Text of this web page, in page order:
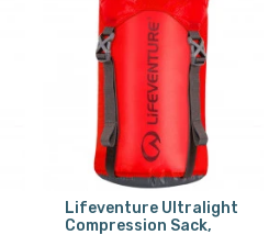
Lifeventure Ultralight
Compression Sack,